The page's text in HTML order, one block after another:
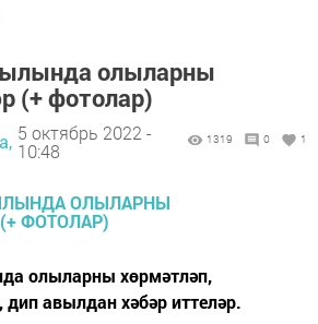
олыларны
(+ фотолар)
5 октябрь 2022 -
10:48
1319 0 1
олыларны хөрмәтләп,
дип авылдан хәбәр иттеләр.